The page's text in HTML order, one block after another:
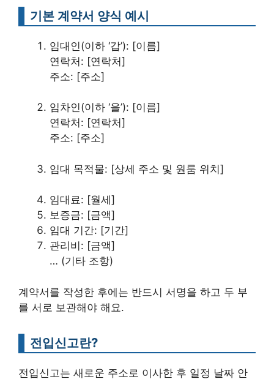
기본 계약서 양식 예시
임대인(이하 ‘갑’): [이름]
연락처: [연락처]
주소: [주소]
임차인(이하 ‘을’): [이름]
연락처: [연락처]
주소: [주소]
임대 목적물: [상세 주소 및 원룸 위치]
임대료: [월세]
보증금: [금액]
임대 기간: [기간]
관리비: [금액]
… (기타 조항)
계약서를 작성한 후에는 반드시 서명을 하고 두 부
를 서로 보관해야 해요.
전입신고란?
전입신고는 새로운 주소로 이사한 후 일정 날짜 안